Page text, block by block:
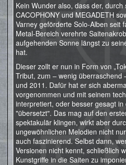
Kein Wunder also, dass der, durch
CACOPHONY und MEGADETH
Varney geförderte Solo-Alben seit
Metal-Bereich verehrte
aufgehenden Sonne längst zu
hat.
Dieser zollt er nun in Form von
Tribut, zum – wenig überraschend
und 2011. Dafür hat er sich
vorgenommen und mit seinem
interpretiert, oder besser gesagt
"übersetzt". Das mag auf den
spektakulär klingen, wirkt aber
ungewöhnlichen Melodien nicht
auch faszinierend. Selbst dann,
Versionen nicht kennt, schließlich
Kunstgriffe in die Saiten zu